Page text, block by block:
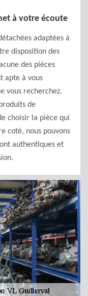
à votre écoute
adaptées à
disposition des
des pièces
apte à vous
vous recherchez.
de
choisir la pièce qui
coté, nous pouvons
authentiques et